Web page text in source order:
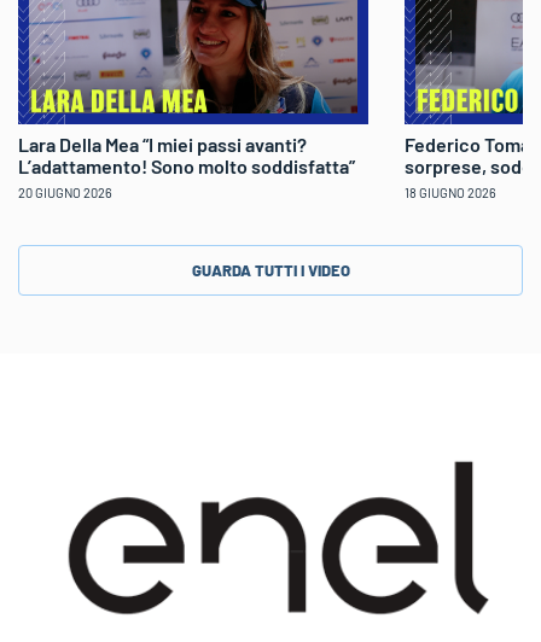
Lara Della Mea “I miei passi avanti?
L’adattamento! Sono molto soddisfatta”
20 GIUGNO 2026
Federico
sorprese,
18 GIUGNO 2026
GUARDA TUTTI I VIDEO